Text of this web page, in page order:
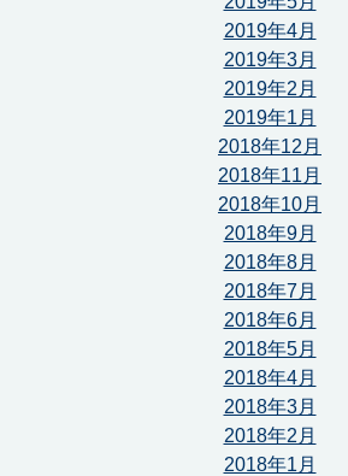
2019年4月
2019年3月
2019年2月
2019年1月
2018年12月
2018年11月
2018年10月
2018年9月
2018年8月
2018年7月
2018年6月
2018年5月
2018年4月
2018年3月
2018年2月
2018年1月